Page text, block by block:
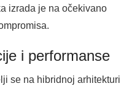
izrada je na očekivano
i performanse
se na hibridnoj arhitekturi